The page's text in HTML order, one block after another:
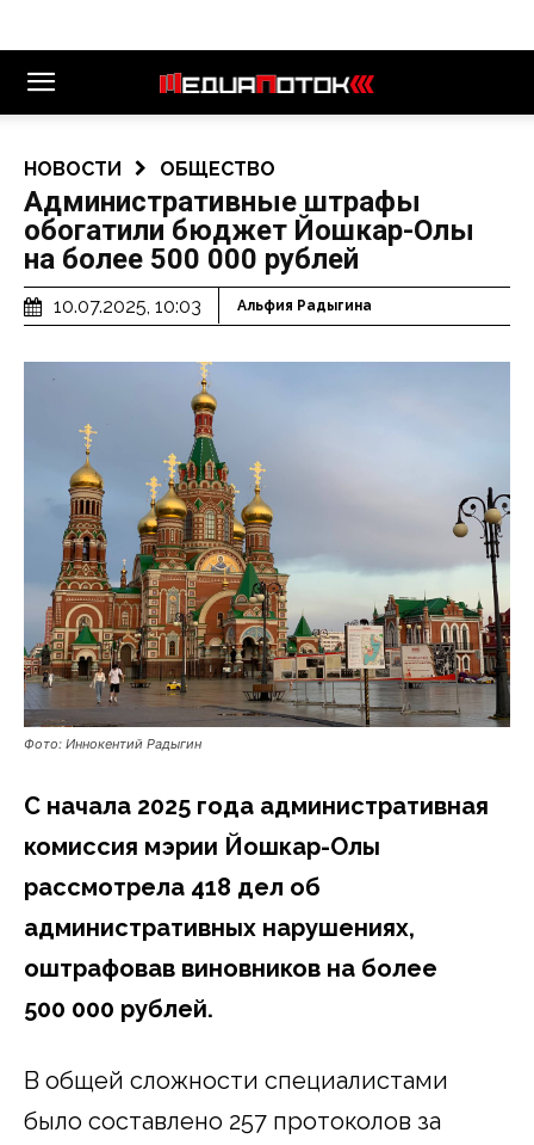
НОВОСТИ ОБЩЕСТВО
Административные штрафы
обогатили бюджет Йошкар-Олы
на более 500 000 рублей
10.07.2025, 10:03 Альфия Радыгина
Фото: Иннокентий Радыгин
С начала 2025 года административная
комиссия мэрии Йошкар-Олы
рассмотрела 418 дел об
административных нарушениях,
оштрафовав виновников на более
500 000 рублей.
В общей сложности специалистами
было составлено 257 протоколов за